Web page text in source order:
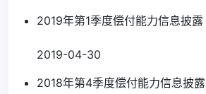
2019年第1季度偿付能力信息披露
2019-04-30
2018年第4季度偿付能力信息披露